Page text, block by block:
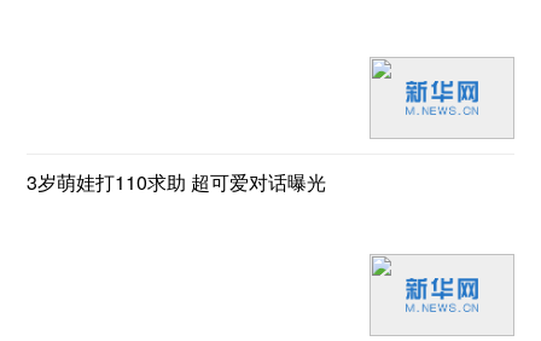
3岁萌娃打110求助 超可爱对话曝光